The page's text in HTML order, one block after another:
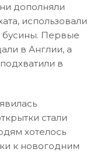
дополняли
использовали
бусины. Первые
в Англии, а
в
стали
хотелось
к новогодним